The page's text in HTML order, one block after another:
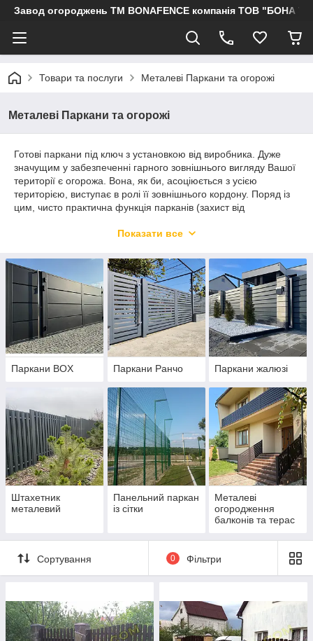
Завод огороджень ТМ BONAFENCE компанія ТОВ "БОНА
Товари та послуги Металеві Паркани та огорожі
Металеві Паркани та огорожі
Готові паркани під ключ з установкою від виробника. Дуже
значущим у забезпеченні гарного зовнішнього вигляду Вашої
території є огорожа. Вона, як би, асоціюється з усією
територією, виступає в ролі її зовнішнього кордону. Поряд із
цим, чисто практична функція парканів (захист від
нікуди не поділася. Сучасні паркани служать вершиною
Швидкий спосіб дізнатися ціни, фото , відео приклади робіт
— відкрийте наш каталог у Telegram.
Bona_Fence_BOT
Тут ви знайдете зручний каталог продукції з фото та
описами, відео, FAQ і формою для швидкого запиту ціни.
Оберіть потрібну категорію або напишіть нам питання —
менеджер відповість у чаті. Почнемо?
ПЕРЕЙТИ У БОТ
Показати все
Паркани BOX Паркани Ранчо Паркани жалюзі
Штахетник
металевий
Панельний паркан
із сітки
Металеві
огородження
балконів та терас
Сортування 0 Фільтри